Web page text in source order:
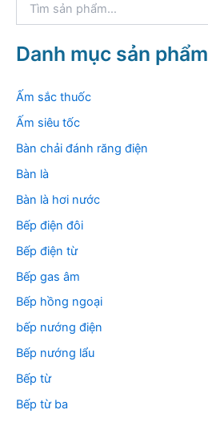
k
i
m
Danh mục sản phẩm
Ấm sắc thuốc
Ấm siêu tốc
Bàn chải đánh răng điện
Bàn là
Bàn là hơi nước
Bếp điện đôi
Bếp điện từ
Bếp gas âm
Bếp hồng ngoại
bếp nướng điện
Bếp nướng lẩu
Bếp từ
Bếp từ ba